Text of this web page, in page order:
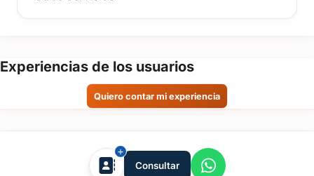
Experiencias de los usuarios
Quiero contar mi experiencia
Consultar
tufiesta.com.uy